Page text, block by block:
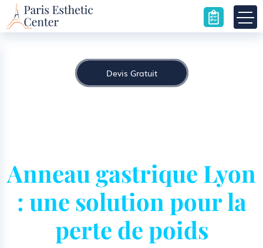
Anneau gastrique
Accueil »Anneau gastrique
Devis Gratuit
Anneau gastrique Lyon
: une solution pour la
perte de poids